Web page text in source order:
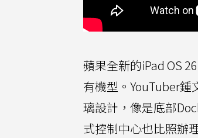
蘋果全新的iPad OS
有機型。YouTuber鍾
璃設計，像是底部
式控制中心也比照辦